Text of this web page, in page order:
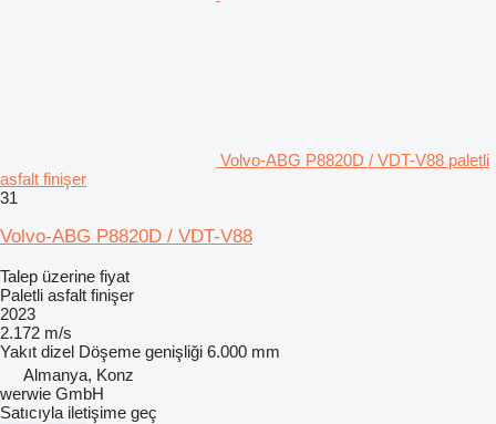
Volvo-ABG P8820D / VDT-V88 paletli
asfalt finişer
31
Volvo-ABG P8820D / VDT-V88
Talep üzerine fiyat
Paletli asfalt finişer
2023
2.172 m/s
Yakıt dizel Döşeme genişliği 6.000 mm
Almanya, Konz
werwie GmbH
Satıcıyla iletişime geç